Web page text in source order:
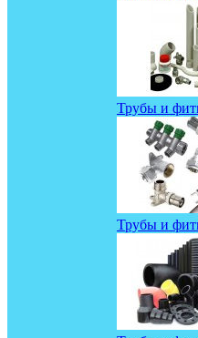
Трубы и
Трубы и